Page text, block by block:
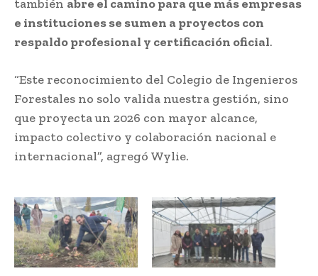
también abre el camino para que más empresas
e instituciones se sumen a proyectos con
respaldo profesional y certificación oficial.
“Este reconocimiento del Colegio de Ingenieros
Forestales no solo valida nuestra gestión, sino
que proyecta un 2026 con mayor alcance,
impacto colectivo y colaboración nacional e
internacional”, agregó Wylie.